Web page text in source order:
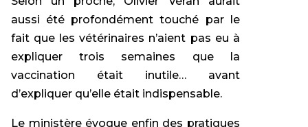
aussi été profondément touché par le
fait que les vétérinaires n’aient pas eu à
expliquer trois semaines que la
vaccination était inutile… avant
d’expliquer qu’elle était indispensable.
Le ministère évoque enfin des pratiques